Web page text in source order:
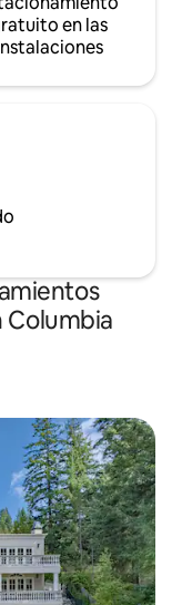
en las
Columbia